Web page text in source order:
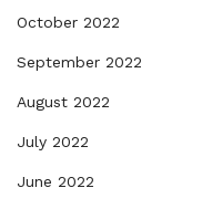
October 2022
September 2022
August 2022
July 2022
June 2022